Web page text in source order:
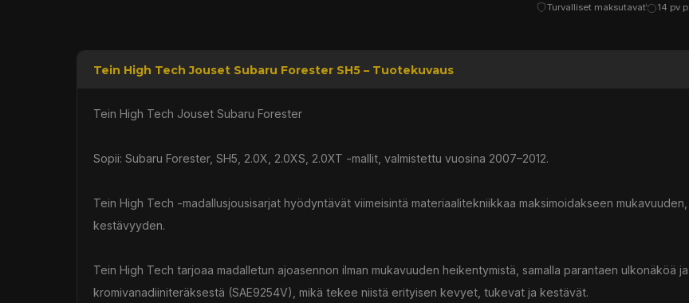
Turvalliset maksutavat 14 pv
Tein High Tech Jouset Subaru Forester SH5 – Tuotekuvaus
Tein High Tech Jouset Subaru Forester
Sopii: Subaru Forester, SH5, 2.0X, 2.0XS, 2.0XT -mallit, valmistettu vuosina 2007–2012.
Tein High Tech -madallusjousisarjat hyödyntävät viimeisintä materiaalitekniikkaa maksimoidakseen
kestävyyden.
Tein High Tech tarjoaa madalletun ajoasennon ilman mukavuuden heikentymistä, samalla parantaen ulkonäköä
kromivanadiiniteräksestä (SAE9254V), mikä tekee niistä erityisen kevyet, tukevat ja kestävät.